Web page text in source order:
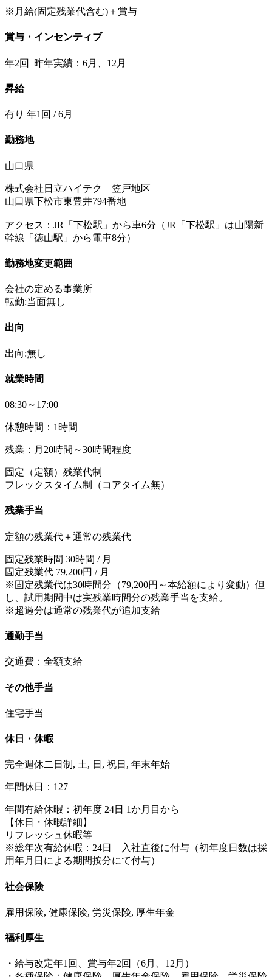
※月給(固定残業代含む)＋賞与
賞与・インセンティブ
年2回 昨年実績：6月、12月
昇給
有り 年1回 / 6月
勤務地
山口県
株式会社日立ハイテク 笠戸地区
山口県下松市東豊井794番地
アクセス：JR「下松駅」から車6分（JR「下松駅」は山陽新
幹線「徳山駅」から電車8分）
勤務地変更範囲
会社の定める事業所
転勤:当面無し
出向
出向:無し
就業時間
08:30～17:00
休憩時間：1時間
残業：月20時間～30時間程度
固定（定額）残業代制
フレックスタイム制（コアタイム無）
残業手当
定額の残業代＋通常の残業代
固定残業時間 30時間 / 月
固定残業代 79,200円 / 月
※固定残業代は30時間分（79,200円～本給額により変動）但
し、試用期間中は実残業時間分の残業手当を支給。
※超過分は通常の残業代が追加支給
通勤手当
交通費：全額支給
その他手当
住宅手当
休日・休暇
完全週休二日制, 土, 日, 祝日, 年末年始
年間休日：127
年間有給休暇：初年度 24日 1か月目から
【休日・休暇詳細】
リフレッシュ休暇等
※総年次有給休暇：24日 入社直後に付与（初年度日数は採
用年月日による期間按分にて付与）
社会保険
雇用保険, 健康保険, 労災保険, 厚生年金
福利厚生
・給与改定年1回、賞与年2回（6月、12月）